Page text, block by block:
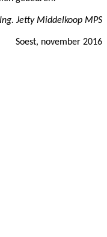
Ing. Jetty Middelkoop MPS
Soest, november 2016